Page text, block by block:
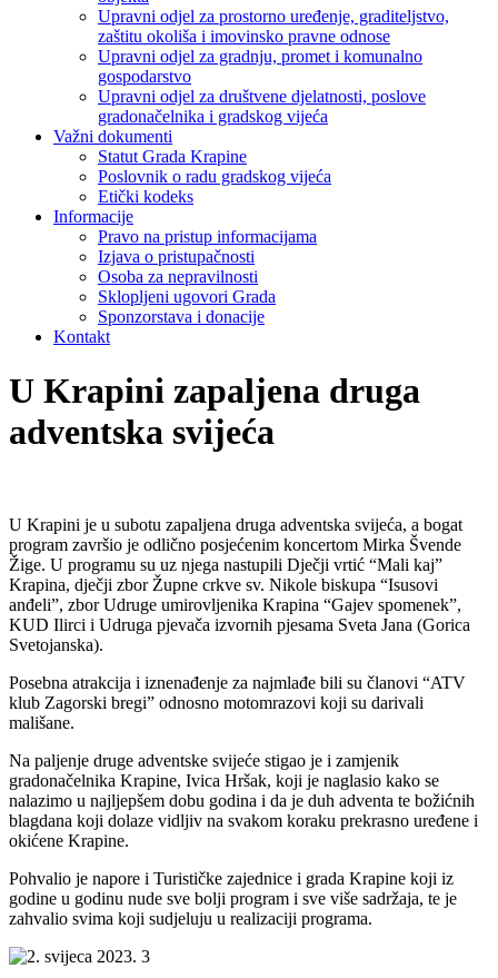
Upravni odjel za prostorno uređenje, graditeljstvo,
zaštitu okoliša i imovinsko pravne odnose
Upravni odjel za gradnju, promet i komunalno
gospodarstvo
Upravni odjel za društvene djelatnosti, poslove
gradonačelnika i gradskog vijeća
Važni dokumenti
Statut Grada Krapine
Poslovnik o radu gradskog vijeća
Etički kodeks
Informacije
Pravo na pristup informacijama
Izjava o pristupačnosti
Osoba za nepravilnosti
Sklopljeni ugovori Grada
Sponzorstava i donacije
Kontakt
U Krapini zapaljena druga
adventska svijeća
U Krapini je u subotu zapaljena druga adventska svijeća, a bogat
program završio je odlično posjećenim koncertom Mirka Švende
Žige. U programu su uz njega nastupili Dječji vrtić “Mali kaj”
Krapina, dječji zbor Župne crkve sv. Nikole biskupa “Isusovi
anđeli”, zbor Udruge umirovljenika Krapina “Gajev spomenek”,
KUD Ilirci i Udruga pjevača izvornih pjesama Sveta Jana (Gorica
Svetojanska).
Posebna atrakcija i iznenađenje za najmlađe bili su članovi “ATV
klub Zagorski bregi” odnosno motomrazovi koji su darivali
mališane.
Na paljenje druge adventske svijeće stigao je i zamjenik
gradonačelnika Krapine, Ivica Hršak, koji je naglasio kako se
nalazimo u najljepšem dobu godina i da je duh adventa te božićnih
blagdana koji dolaze vidljiv na svakom koraku prekrasno uređene i
okićene Krapine.
Pohvalio je napore i Turističke zajednice i grada Krapine koji iz
godine u godinu nude sve bolji program i sve više sadržaja, te je
zahvalio svima koji sudjeluju u realizaciji programa.